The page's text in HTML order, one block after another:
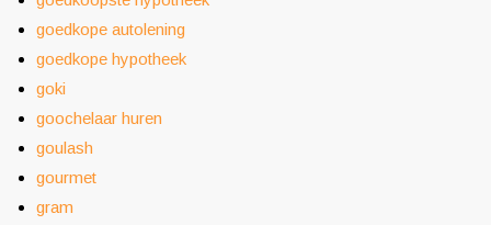
goedkope autolening
goedkope hypotheek
goki
goochelaar huren
goulash
gourmet
gram